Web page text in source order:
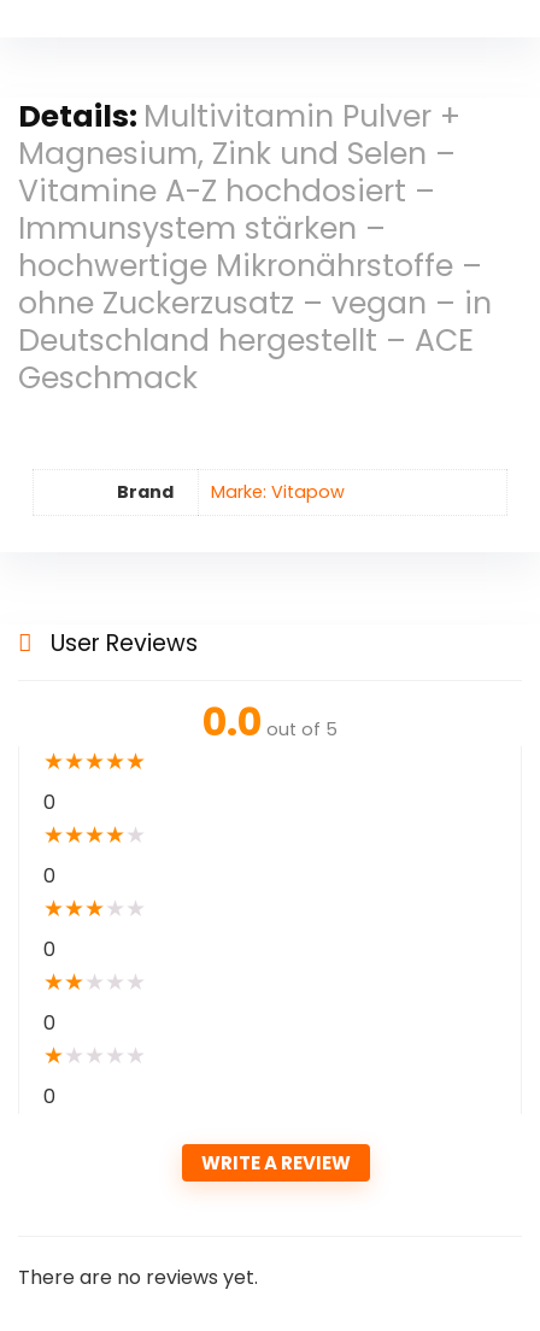
Details: Multivitamin Pulver +
Magnesium, Zink und Selen –
Vitamine A-Z hochdosiert –
Immunsystem stärken –
hochwertige Mikronährstoffe –
ohne Zuckerzusatz – vegan – in
Deutschland hergestellt – ACE
Geschmack
Brand Marke: Vitapow
User Reviews
0.0 out of 5
★★★★★
0
★★★★★
0
★★★★ ★
0
★★★ ★ ★
0
★★ ★ ★ ★
0
WRITE A REVIEW
There are no reviews yet.